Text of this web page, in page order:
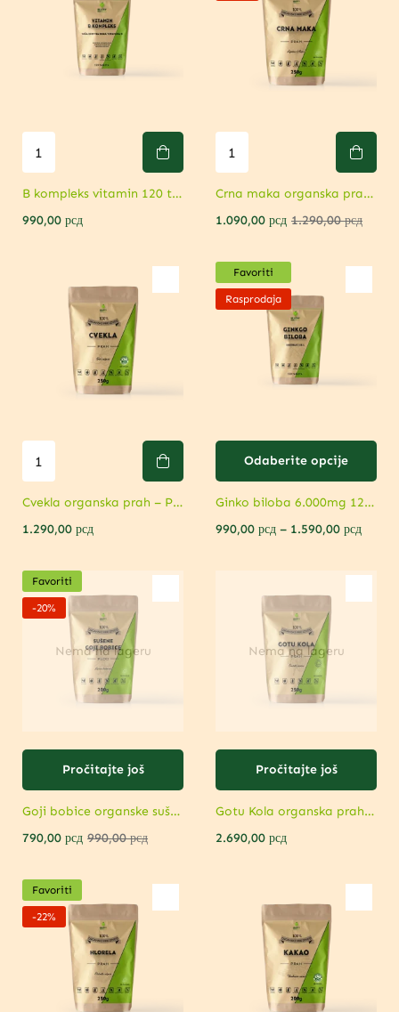
B kompleks vitamin 120 tableta – Moćna podrška nervnom sistemu
990,00 рсд
Crna maka organska prah – Prirodna podrška energiji i hormonima
1.090,00 рсд 1.290,00рсд
Cvekla organska prah – Podrška sportskim performansama
1.290,00 рсд
Rasprodaja
Favoriti
Odaberite opcije
Ginko biloba 6.000mg 120 tableta i 2.000mg 90 kapsula sa Vit B
990,00 рсд – 1.590,00 рсд
Nema na lageru
-20%
Favoriti
Pročitajte još
Goji bobice organske sušene – Superhrana za energiju i zdravlje
790,00 рсд 990,00рсд
Nema na lageru
Pročitajte još
Gotu Kola organska prah – Prirodna podrška mozgu
2.690,00 рсд
-22%
Favoriti